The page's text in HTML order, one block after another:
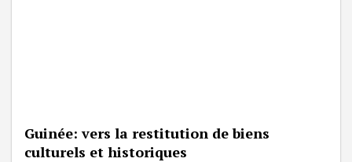
Guinée: vers la restitution de biens
culturels et historiques